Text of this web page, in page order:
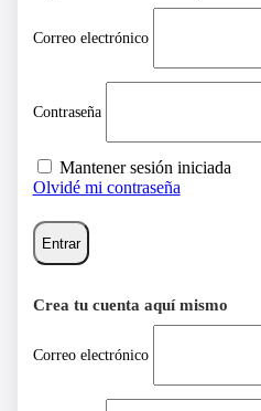
Correo electrónico
Contraseña
Mantener sesión iniciada
Olvidé mi contraseña
Entrar
Crea tu cuenta aquí mismo
Correo electrónico